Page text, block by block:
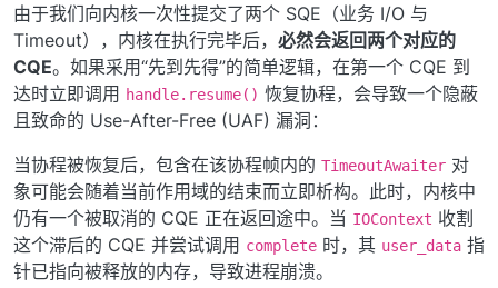
由于我们向内核一次性提交了两个 SQE（业务 I/O 与
Timeout），内核在执行完毕后， 必然会返回两个对应的
CQE。如果采用“先到先得”的简单逻辑，在第一个 CQE 到
达时立即调用 handle.resume() 恢复协程，会导致一个隐蔽
且致命的 Use-After-Free (UAF) 漏洞：
当协程被恢复后，包含在该协程帧内的 TimeoutAwaiter 对
象可能会随着当前作用域的结束而立即析构。此时，内核中
仍有一个被取消的 CQE 正在返回途中。当 IOContext 收割
这个滞后的 CQE 并尝试调用 complete 时，其 user_data 指
针已指向被释放的内存，导致进程崩溃。